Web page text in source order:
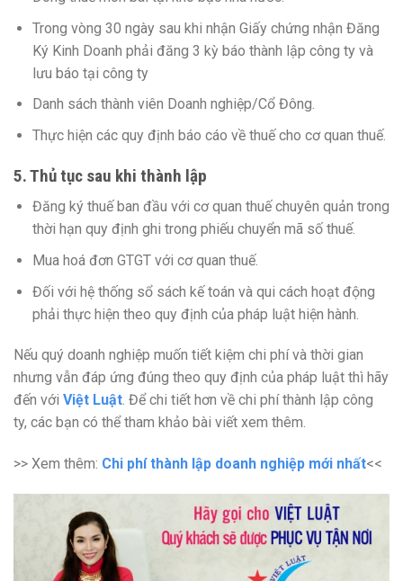
Trong vòng 30 ngày sau khi nhận Giấy chứng nhận Đăng
Ký Kinh Doanh phải đăng 3 kỳ báo thành lập công ty và
lưu báo tại công ty
Danh sách thành viên Doanh nghiệp/Cổ Đông.
Thực hiện các quy định báo cáo về thuế cho cơ quan thuế.
5. Thủ tục sau khi thành lập
Đăng ký thuế ban đầu với cơ quan thuế chuyên quản trong
thời hạn quy định ghi trong phiếu chuyển mã số thuế.
Mua hoá đơn GTGT với cơ quan thuế.
Đối với hệ thống sổ sách kế toán và qui cách hoạt động
phải thực hiện theo quy định của pháp luật hiện hành.
Nếu quý doanh nghiệp muốn tiết kiệm chi phí và thời gian
nhưng vẫn đáp ứng đúng theo quy định của pháp luật thì hãy
đến với Việt Luật. Để chi tiết hơn về chi phí thành lập công
ty, các bạn có thể tham khảo bài viết xem thêm.
>> Xem thêm: Chi phí thành lập doanh nghiệp mới nhất<<